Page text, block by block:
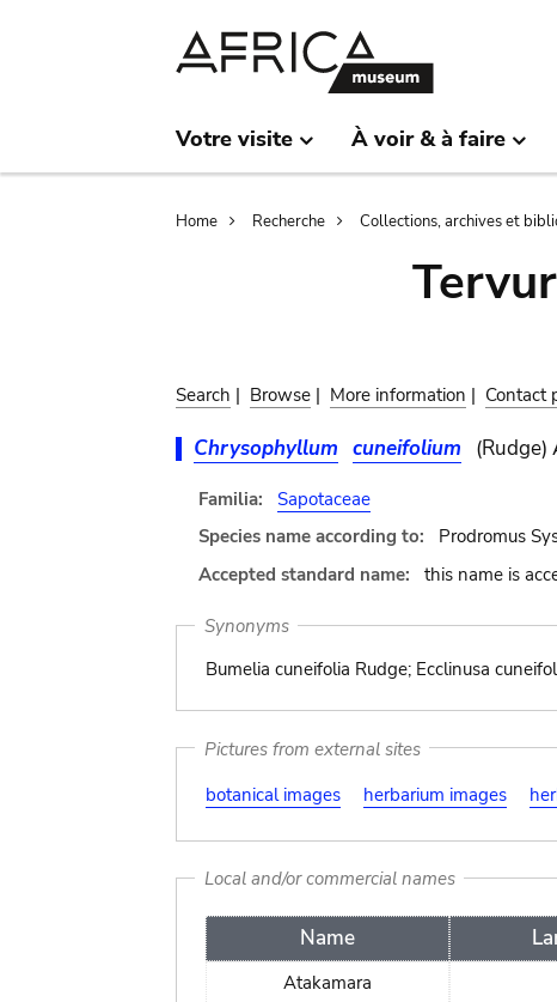
Votre visite À voir & à faire
Breadcrumb
Home Recherche Collections, archives et
Search | Browse | More information | Contact
Chrysophyllum cuneifolium (Rudge)
Familia:
Sapotaceae
Species name according to:
Prodromus
Accepted standard name:
this name is
Synonyms
Bumelia cuneifolia Rudge; Ecclinusa
Pictures from external sites
botanical images
herbarium images
Local and/or commercial names
Name
Atakamara